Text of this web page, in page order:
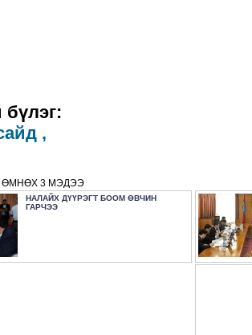
,
ӨМНӨХ 3 МЭДЭЭ
НАЛАЙХ ДҮҮРЭГТ БООМ ӨВЧИН
ГАРЧЭЭ